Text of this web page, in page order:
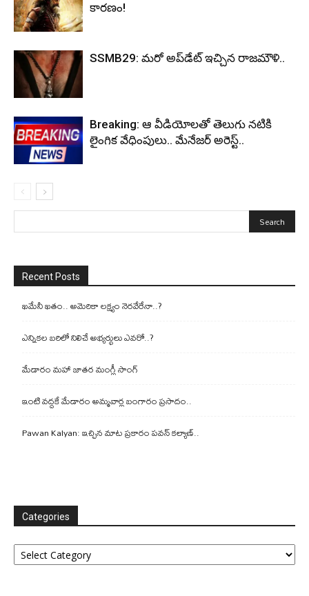
కారణం!
SSMB29: మరో అప్‌డేట్ ఇచ్చిన రాజమౌళి..
Breaking: ఆ వీడియోలతో తెలుగు నటికి
లైంగిక వేధింపులు.. మేనేజర్ అరెస్ట్..
Recent Posts
ఖమేనీ ఖతం.. అమెరికా లక్ష్యం నెరవేరేనా..?
ఎన్నికల బరిలో నిలిచే అభ్యర్థులు ఎవరో..?
మేడారం మహా జాతర మంగ్లీ సాంగ్
ఇంటి వద్దకే మేడారం అమ్మవార్ల బంగారం ప్రసాదం..
Pawan Kalyan: ఇచ్చిన మాట ప్రకారం పవన్ కల్యాణ్..
Categories
Categories